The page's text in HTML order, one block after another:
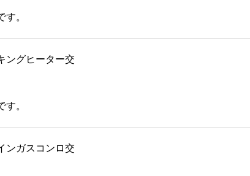
す。
ングヒーター交
※ご相談
す。
ンガスコンロ交
※ご相談